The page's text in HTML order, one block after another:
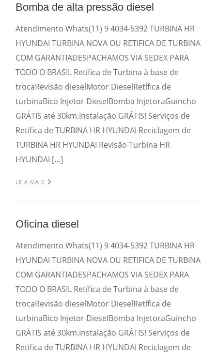
Bomba de alta pressão diesel
Atendimento Whats(11) 9 4034-5392 TURBINA HR
HYUNDAI TURBINA NOVA OU RETIFICA DE TURBINA
COM GARANTIADESPACHAMOS VIA SEDEX PARA
TODO O BRASIL Retífica de Turbina à base de
trocaRevisão dieselMotor DieselRetífica de
turbinaBico Injetor DieselBomba InjetoraGuincho
GRÁTIS até 30km.Instalação GRÁTIS! Serviços de
Retifica de TURBINA HR HYUNDAI Reciclagem de
TURBINA HR HYUNDAI Revisão Turbina HR
HYUNDAI […]
LEIA MAIS
Oficina diesel
Atendimento Whats(11) 9 4034-5392 TURBINA HR
HYUNDAI TURBINA NOVA OU RETIFICA DE TURBINA
COM GARANTIADESPACHAMOS VIA SEDEX PARA
TODO O BRASIL Retífica de Turbina à base de
trocaRevisão dieselMotor DieselRetífica de
turbinaBico Injetor DieselBomba InjetoraGuincho
GRÁTIS até 30km.Instalação GRÁTIS! Serviços de
Retifica de TURBINA HR HYUNDAI Reciclagem de